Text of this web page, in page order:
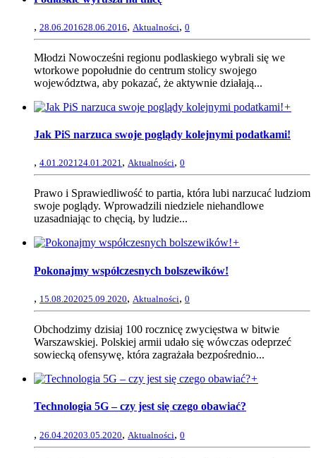
, 28.06.201628.06.2016, Aktualności, 0
Młodzi Nowocześni regionu podlaskiego wybrali się we
wtorkowe popołudnie do centrum stolicy swojego
województwa, aby pokazać, że aktywnie działają...
+
Jak PiS narzuca swoje poglądy kolejnymi podatkami!
, 4.01.202124.01.2021, Aktualności, 0
Prawo i Sprawiedliwość to partia, która lubi narzucać ludziom
swoje poglądy. Wprowadzili niedziele niehandlowe
uzasadniając to chęcią, by ludzie...
+
Pokonajmy współczesnych bolszewików!
, 15.08.202025.09.2020, Aktualności, 0
Obchodzimy dzisiaj 100 rocznicę zwycięstwa w bitwie
Warszawskiej. Polskiej armii udało się wówczas odeprzeć
sowiecką ofensywę, która zagrażała bezpośrednio...
+
Technologia 5G – czy jest się czego obawiać?
, 26.04.20203.05.2020, Aktualności, 0